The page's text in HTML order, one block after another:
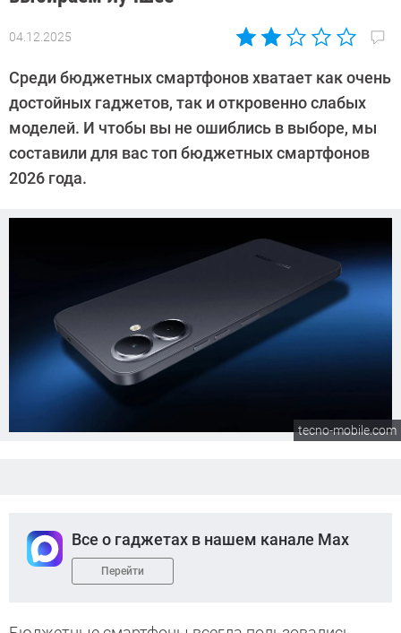
04.12.2025
Автор:
Иванов
Среди бюджетных смартфонов хватает как очень
достойных гаджетов, так и откровенно слабых
моделей. И чтобы вы не ошиблись в выборе, мы
составили для вас топ бюджетных смартфонов
2026 года.
tecno-mobile.com
Все о гаджетах в нашем канале Max
Перейти